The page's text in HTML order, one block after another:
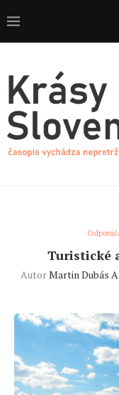
Turistické
AutorMartin Dubás